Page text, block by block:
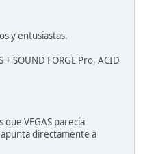
y entusiastas.
+ SOUND FORGE Pro, ACID
que VEGAS parecía
directamente a